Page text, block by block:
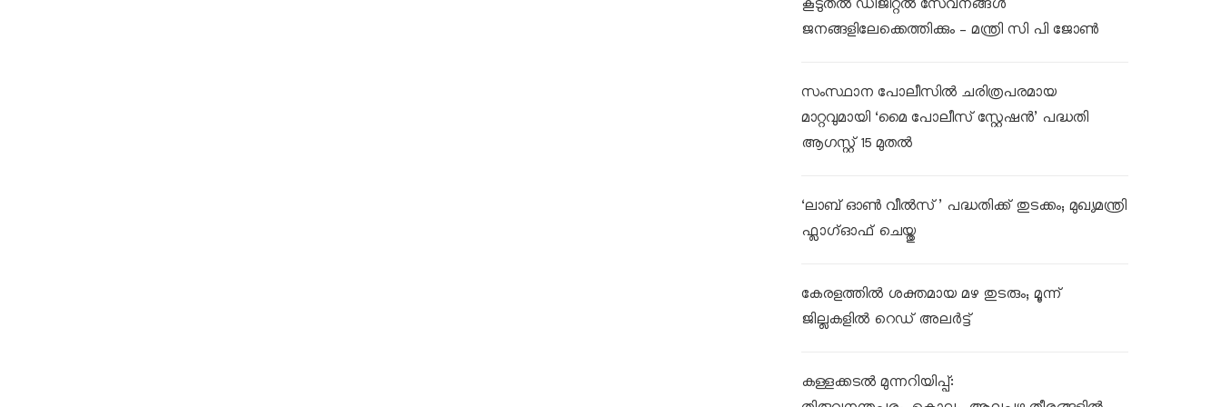
കൂടുതൽ ഡിജിറ്റൽ സേവനങ്ങൾ
ജനങ്ങളിലേക്കെത്തിക്കും – മന്ത്രി സി പി ജോൺ
സംസ്ഥാന പോലീസിൽ ചരിത്രപരമായ
മാറ്റവുമായി ‘മൈ പോലീസ് സ്റ്റേഷൻ’ പദ്ധതി
ആഗസ്റ്റ് 15 മുതൽ
‘ലാബ് ഓൺ വീൽസ്’ പദ്ധതിക്ക് തുടക്കം; മുഖ്യമന്ത്രി
ഫ്ലാഗ്ഓഫ് ചെയ്തു
കേരളത്തിൽ ശക്തമായ മഴ തുടരും; മൂന്ന്
ജില്ലകളിൽ റെഡ് അലർട്ട്
കള്ളക്കടൽ മുന്നറിയിപ്പ്: